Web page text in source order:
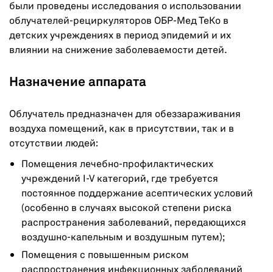
были проведены исследования о использовании
облучателей-рециркуляторов ОБР-Мед ТеКо в
детских учреждениях в период эпидемий и их
влиянии на снижение заболеваемости детей.
Назначение аппарата
Облучатель предназначен для обеззараживания
воздуха помещений, как в присутствии, так и в
отсутствии людей:
Помещения лечебно-профилактических
учреждений I-V категорий, где требуется
постоянное поддержание асептических условий
(особенно в случаях высокой степени риска
распространения заболеваний, передающихся
воздушно-капельным и воздушным путем);
Помещения с повышенным риском